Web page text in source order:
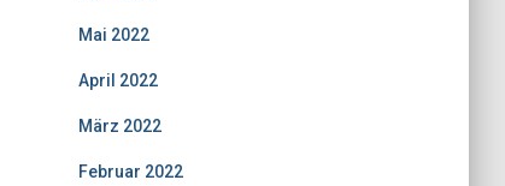
Mai 2022
April 2022
März 2022
Februar 2022